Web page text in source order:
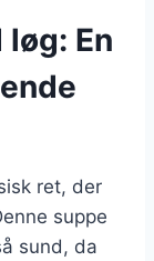
En
ret, der
suppe
sund, da